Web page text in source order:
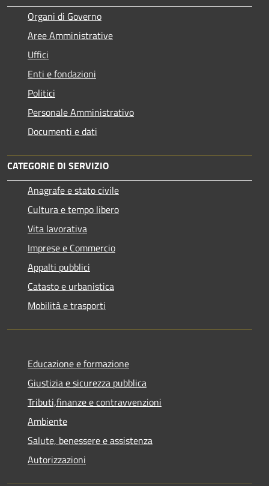
Organi di Governo
Aree Amministrative
Uffici
Enti e fondazioni
Politici
Personale Amministrativo
Documenti e dati
CATEGORIE DI SERVIZIO
Anagrafe e stato civile
Cultura e tempo libero
Vita lavorativa
Imprese e Commercio
Appalti pubblici
Catasto e urbanistica
Mobilità e trasporti
Educazione e formazione
Giustizia e sicurezza pubblica
Tributi,finanze e contravvenzioni
Ambiente
Salute, benessere e assistenza
Autorizzazioni